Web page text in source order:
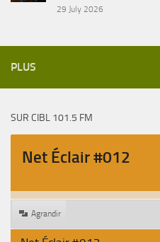
29 July 2026
PLUS
SUR CIBL 101.5 FM
Net Éclair #012
Agrandir